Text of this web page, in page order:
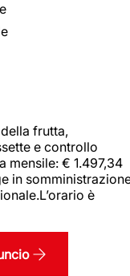
frutta,
e controllo
mensile: € 1.497,34
in
è